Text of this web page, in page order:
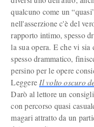
qualcuno come un
nell'asserzione c'è del
rapporto intimo, spesso
la sua opera. E che vi
spesso drammatico,
persino per le opere
Leggere Il volto oscuro
Darò al lettore un
con percorso quasi
magari attratto da un